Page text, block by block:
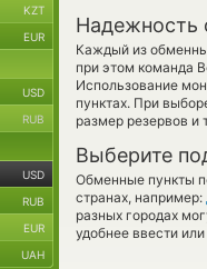
Надежность
Каждый из
при этом команда
Использование
пунктах. При
размер резервов и
Выберите
Обменные пункты
странах, например:
разных городах
удобнее ввести
KZT
EUR
USD
RUB
USD
RUB
EUR
UAH